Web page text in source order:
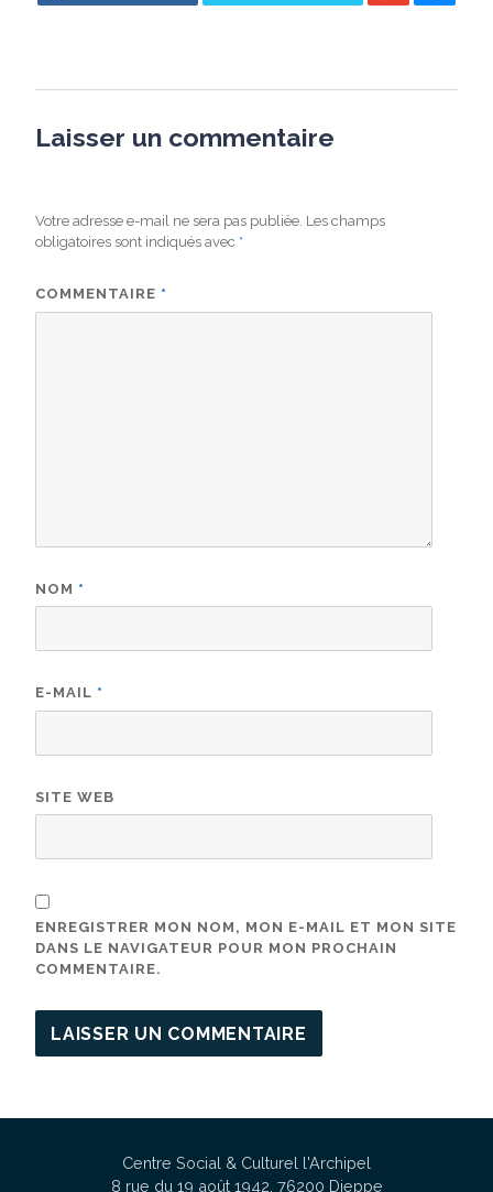
Laisser un commentaire
Votre adresse e-mail ne sera pas publiée. Les champs
obligatoires sont indiqués avec *
COMMENTAIRE *
NOM *
E-MAIL *
SITE WEB
ENREGISTRER MON NOM, MON E-MAIL ET MON SITE
DANS LE NAVIGATEUR POUR MON PROCHAIN
COMMENTAIRE.
Centre Social & Culturel l'Archipel
8 rue du 19 août 1942, 76200 Dieppe